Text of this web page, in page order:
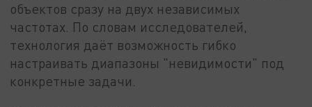
объектов сразу на двух независимых
частотах. По словам исследователей,
технология даёт возможность гибко
настраивать диапазоны "невидимости" под
конкретные задачи.